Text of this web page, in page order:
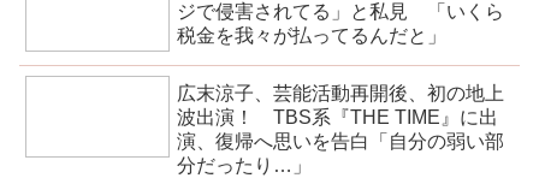
ジで侵害されてる」と私見 「いくら
税金を我々が払ってるんだと」
広末涼子、芸能活動再開後、初の地上
波出演！ TBS系『THE TIME』に出
演、復帰へ思いを告白「自分の弱い部
分だったり…」